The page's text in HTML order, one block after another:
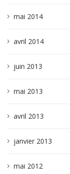
mai 2014
avril 2014
juin 2013
mai 2013
avril 2013
janvier 2013
mai 2012